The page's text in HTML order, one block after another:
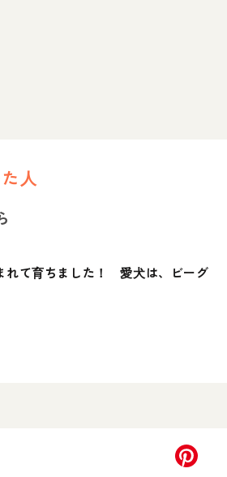
人
れて育ちました！ 愛犬は、ビーグ